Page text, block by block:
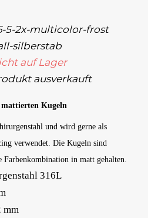
5-2x-multicolor-frost
silberstab
auf Lager
ausverkauft
Kugeln
und wird gerne als
verwendet. Die Kugeln sind
in matt gehalten.
316L
mm